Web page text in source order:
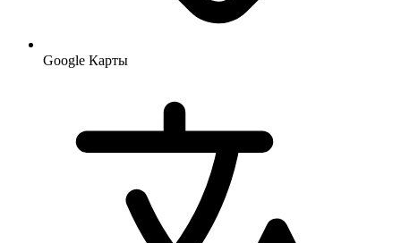
Google Карты